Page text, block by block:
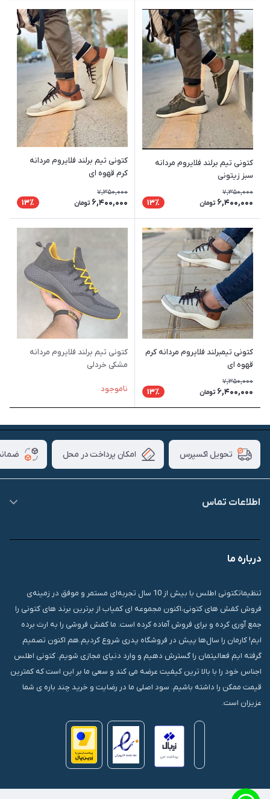
کتونی تیم برلند فلایروم مردانه
سبز زیتونی
7,350,000
6,400,000 تومان 13٪
کتونی تیم برلند فلایروم مردانه
کرم قهوه ای
7,350,000
6,400,000 تومان 13٪
کتونی تیمبرلند فلایروم مردانه کرم
قهوه ای
7,350,000
6,400,000 تومان 13٪
کتونی تیم برلند فلایروم مردانه
مشکی خردلی
ناموجود
تحویل اکسپرس امکان پرداخت در محل
اطلاعات تماس
درباره ما
تنظیماتکتونی اطلس با بیش از 10 سال تجربه‌ای مستمر و موفق در زمینه‌ی
فروش کفش های کتونی،اکنون مجموعه ای کمیاب از برترین برند های کتونی را
جمع آوری کرده و برای فروش آماده کرده است. ما کفش فروشی را به ارث برده
ایم! کارمان را سال‌ها پیش در فروشگاه پدری شروع کردیم.هم اکنون تصمیم
گرفته ایم فعالیتمان را گسترش دهیم و وارد دنیای مجازی شویم. کتونی اطلس
اجناس خود را با بالا ترین کیفیت عرضه می کند و سعی ما بر این است که کمترین
قیمت ممکن را داشته باشیم. سود اصلی ما در رضایت و خرید چند باره ی شما
عزیزان است.